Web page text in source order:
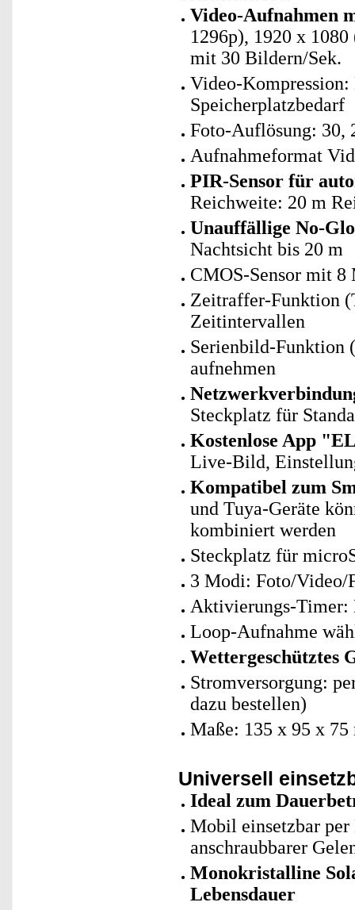
Video-Aufnahmen
1296p), 1920 x
mit 30 Bildern/Sek.
Video-
Speicherplatzbedarf
Foto-Auflösung: 30,
Aufnahmeformat
PIR-Sensor für
Reichweite: 20 m
Unauffällige No-
Nachtsicht bis 20 m
CMOS-Sensor mit 8
Zeitraffer-Funktion
Zeitintervallen
Serienbild-Funktion
aufnehmen
Steckplatz für
Kostenlose App
Live-Bild,
Kompatibel zum
und Tuya-Geräte
kombiniert werden
Steckplatz für
3 Modi: Foto/Video/
Aktivierungs-Timer:
Loop-Aufnahme
Wettergeschütztes
Stromversorgung:
dazu bestellen)
Maße: 135 x 95 x
Universell
Ideal zum
Mobil einsetzbar
anschraubbarer
Monokristalline
Lebensdauer